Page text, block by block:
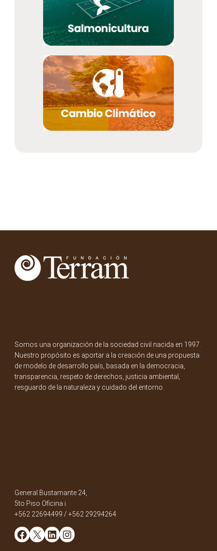
Somos una organización de la sociedad civil nacida en 1997.
Nuestro propósito es aportar a la creación de una propuesta
de modelo de desarrollo país, basada en la democracia,
transparencia, respeto de derechos, justicia ambiental,
resguardo de la naturaleza y cuidado del entorno.
General Bustamante 24,
5to Piso Oficina i.
+562 22694499 / +562 29294264